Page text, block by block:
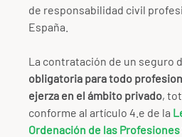
de responsabilidad civil
España.
La contratación de un seguro
obligatoria para todo
ejerza en el ámbito privado,
conforme al artículo 4.e de la
Ordenación de las